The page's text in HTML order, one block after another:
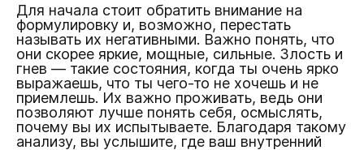
Для начала стоит обратить внимание на
формулировку и, возможно, перестать
называть их негативными. Важно понять, что
они скорее яркие, мощные, сильные. Злость и
гнев — такие состояния, когда ты очень ярко
выражаешь, что ты чего-то не хочешь и не
приемлешь. Их важно проживать, ведь они
позволяют лучше понять себя, осмыслять,
почему вы их испытываете. Благодаря такому
анализу, вы услышите, где ваш внутренний